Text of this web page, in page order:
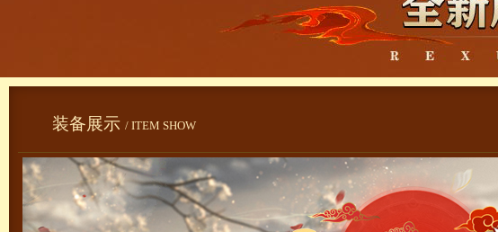
装备展示 / ITEM SHOW